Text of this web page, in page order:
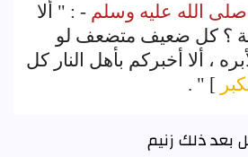
صلى الله عليه وسلم - : " ألا
؟ كل ضعيف متضعف لو
، ألا أخبركم بأهل النار كل
] " .
بعد ذلك زنيم